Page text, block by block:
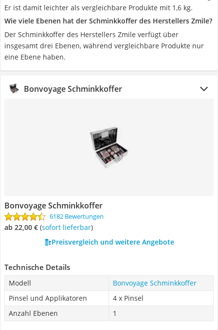
Er ist damit leichter als vergleichbare Produkte mit 1,6 kg.
Wie viele Ebenen hat der Schminkkoffer des Herstellers Zmile?
Der Schminkkoffer des Herstellers Zmile verfügt über
insgesamt drei Ebenen, während vergleichbare Produkte nur
eine Ebene haben.
Bonvoyage Schminkkoffer
Bonvoyage Schminkkoffer
6182 Bewertungen
ab 22,00 € ( Sofort lieferbar)
Preisvergleich und weitere Angebote
Technische Details
Modell
Bonvoyage Schminkkoffer
Pinsel und Applikatoren
4 x Pinsel
Anzahl Ebenen
1